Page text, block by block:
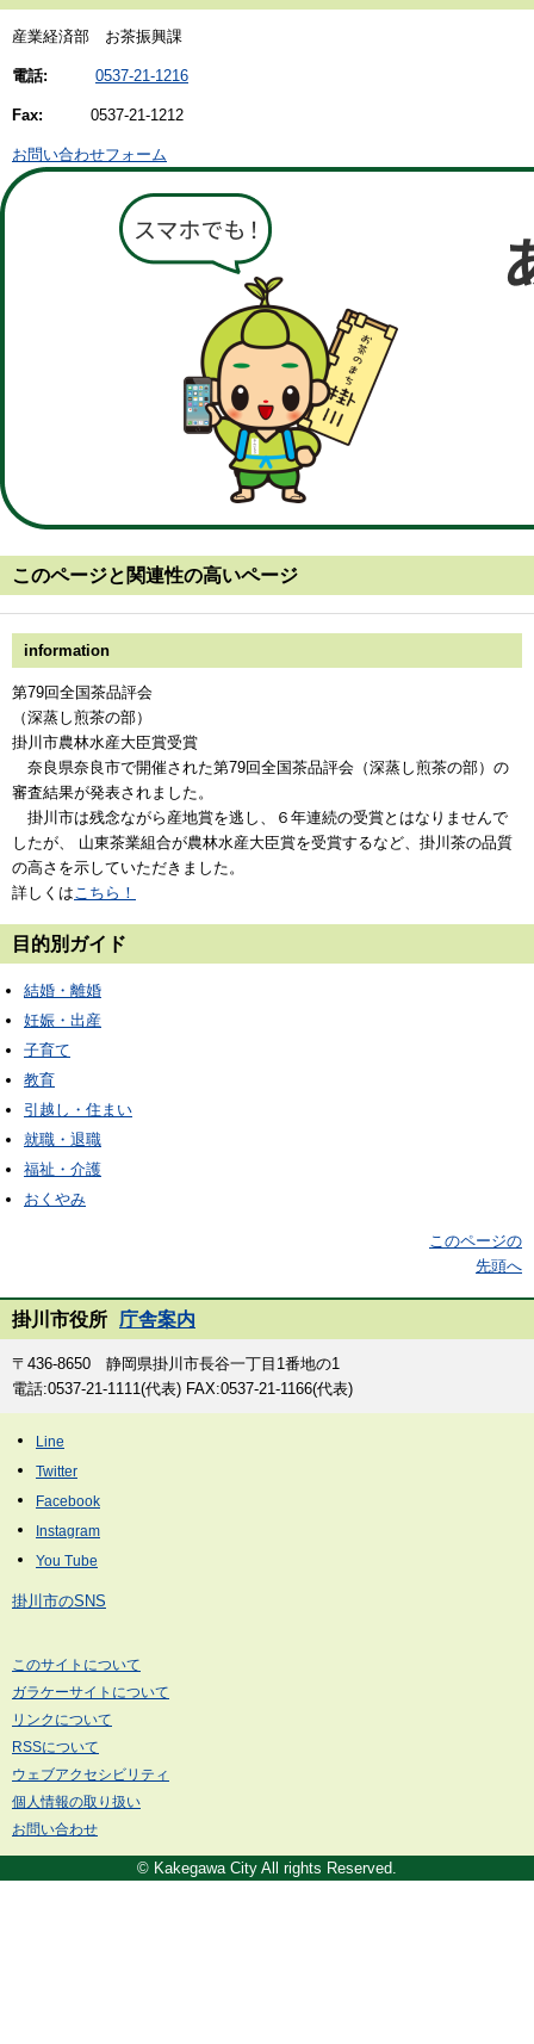
産業経済部 お茶振興課
電話: 0537-21-1216
Fax: 0537-21-1212
お問い合わせフォーム
このページと 関連性の高いページ
information
第79回全国茶品評会
（深蒸し煎茶の部）
掛川市農林水産大臣賞受賞
奈良県奈良市で開催された第79回全国茶品評会（深蒸し煎茶の部）の
審査結果が発表されました。
掛川市は残念ながら産地賞を逃し、６年連続の受賞とはなりませんで
したが、 山東茶業組合が農林水産大臣賞を受賞するなど、掛川茶の品質
の高さを示していただきました。
詳しくは こちら！
目的別ガイド
結婚・離婚
妊娠・出産
子育て
教育
引越し・住まい
就職・退職
福祉・介護
おくやみ
このページの
先頭へ
掛川市役所 庁舎案内
〒436-8650 静岡県掛川市長谷一丁目1番地の1
電話:0537-21-1111(代表) FAX:0537-21-1166(代表)
掛川市のSNS
このサイトについて
ガラケーサイトについて
リンクについて
RSSについて
ウェブアクセシビリティ
個人情報の取り扱い
お問い合わせ
© Kakegawa City All rights Reserved.